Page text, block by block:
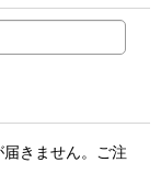
きません。ご注